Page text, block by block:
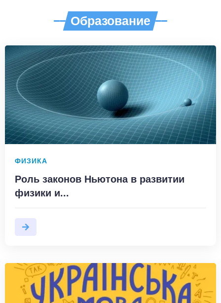
Образование
ФИЗИКА
Роль законов Ньютона в развитии
физики и...